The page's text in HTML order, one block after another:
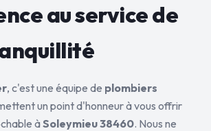
au service de
, c'est une équipe de plombiers
un point d'honneur à vous offrir
àSoleymieu 38460. Nous ne